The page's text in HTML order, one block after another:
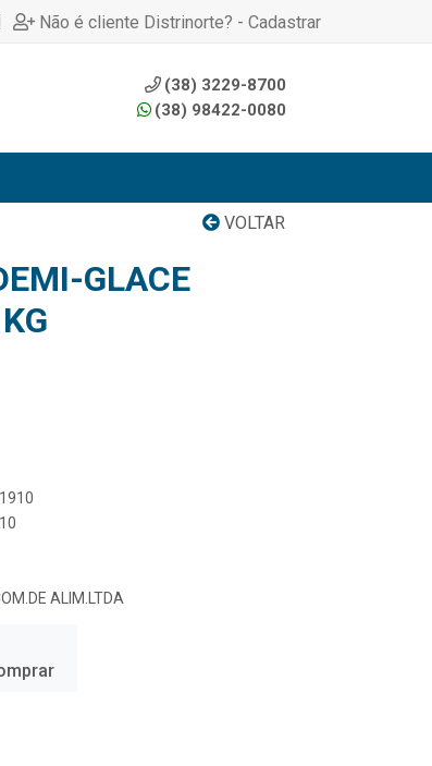
Não é cliente Distrinorte? - Cadastrar
(38) 3229-8700
(38) 98422-0080
VOLTAR
GLACE
ALIM.LTDA